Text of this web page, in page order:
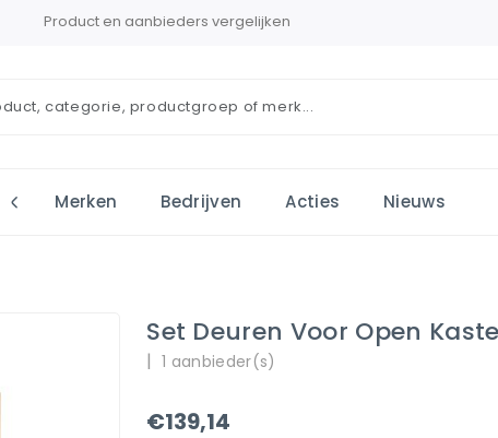
Product en aanbieders vergelijken
Merken Bedrijven Acties Nieuws
Set Deuren Voor Open
|1 aanbieder(s)
€139,14